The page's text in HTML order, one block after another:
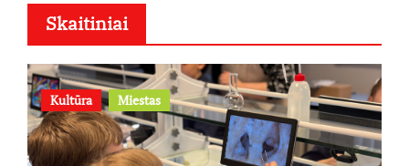
Skaitiniai
Kultūra Miestas